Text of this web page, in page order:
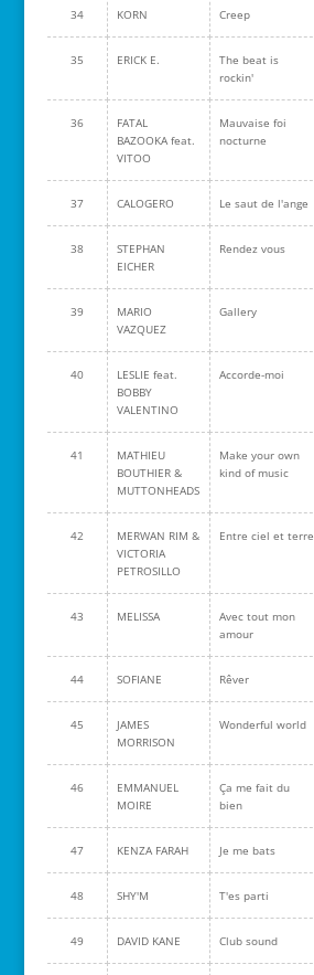
34 KORN Creep
35 ERICK E.
The beat is
rockin'
36
FATAL
BAZOOKA feat.
VITOO
Mauvaise foi
nocturne
37 CALOGERO Le saut de l'ange
38
STEPHAN
EICHER
Rendez vous
39
MARIO
VAZQUEZ
Gallery
40
LESLIE feat.
BOBBY
VALENTINO
Accorde-moi
41
MATHIEU
BOUTHIER &
MUTTONHEADS
Make your own
kind of music
42
MERWAN RIM &
VICTORIA
PETROSILLO
Entre ciel et terre
43 MELISSA
Avec tout mon
amour
44 SOFIANE Rêver
45
JAMES
MORRISON
Wonderful world
46
EMMANUEL
MOIRE
Ça me fait du
bien
47 KENZA FARAH Je me bats
48 SHY'M T'es parti
49 DAVID KANE Club sound